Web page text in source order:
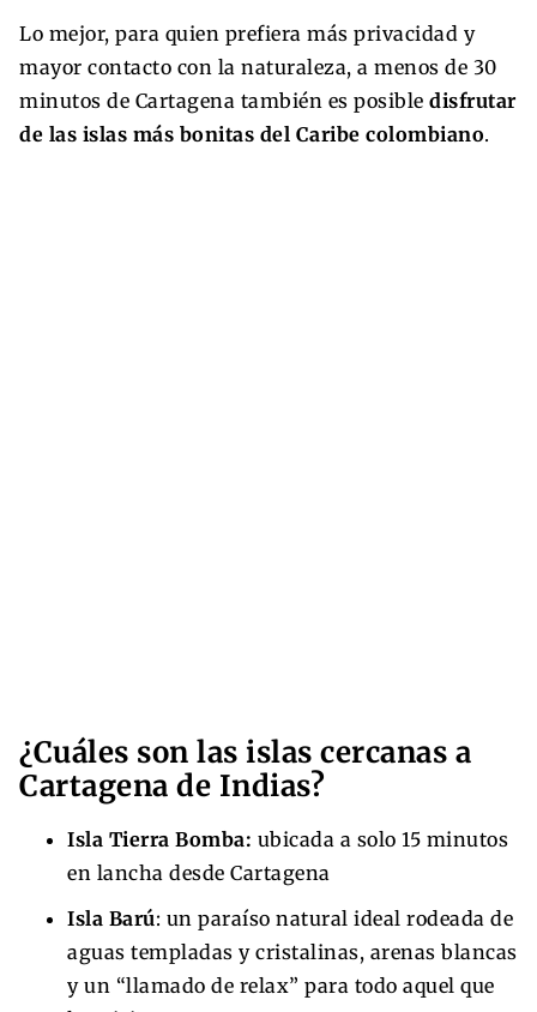
Lo mejor, para quien prefiera más privacidad y
mayor contacto con la naturaleza, a menos de 30
minutos de Cartagena también es posible disfrutar
de las islas más bonitas del Caribe colombiano.
¿Cuáles son las islas cercanas a
Cartagena de Indias?
Isla Tierra Bomba: ubicada a solo 15 minutos
en lancha desde Cartagena
Isla Barú: un paraíso natural ideal rodeada de
aguas templadas y cristalinas, arenas blancas
y un “llamado de relax” para todo aquel que